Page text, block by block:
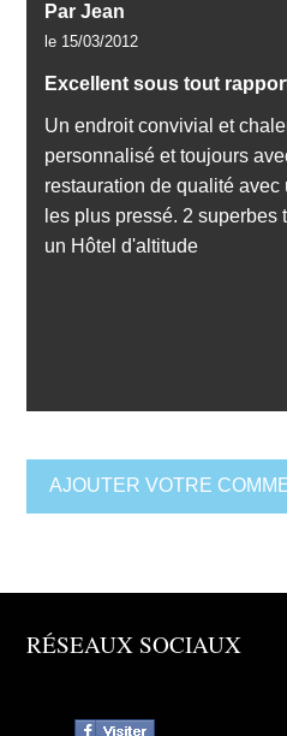
Par Jean
le 15/03/2012
Excellent sous tout
Un endroit convivial et
personnalisé et toujours
restauration de qualité
les plus pressé. 2 superbes
un Hôtel d'altitude
AJOUTER VOTRE
RÉSEAUX SOCIAUX